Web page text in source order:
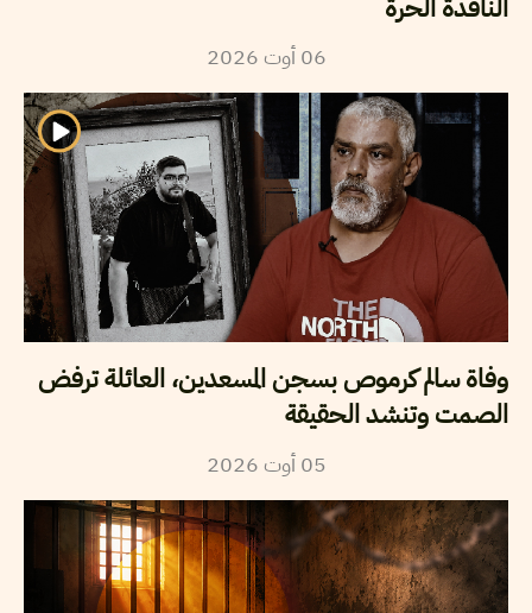
الناقدة الحرة
06 أوت2026
وفاة سالم كرموص بسجن المسعدين، العائلة ترفض
الصمت وتنشد الحقيقة
05 أوت2026